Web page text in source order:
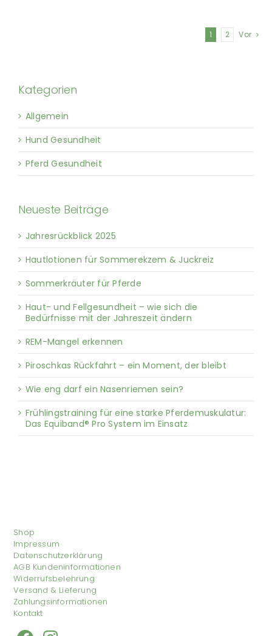
1 2 Vor
Kategorien
Allgemein
Hund Gesundheit
Pferd Gesundheit
Neueste Beiträge
Jahresrückblick 2025
Hautlotionen für Sommerekzem & Juckreiz
Sommerkräuter für Pferde
Haut- und Fellgesundheit – wie sich die
Bedürfnisse mit der Jahreszeit ändern
REM-Mangel erkennen
Piroschkas Rückfahrt – ein Moment, der bleibt
Wie eng darf ein Nasenriemen sein?
Frühlingstraining für eine starke Pferdemuskulatur:
Das Equiband® Pro System im Einsatz
Shop
Impressum
Datenschutzerklärung
AGB Kundeninformationen
Widerrufsbelehrung
Versand & Lieferung
Zahlungsinformationen
Kontakt